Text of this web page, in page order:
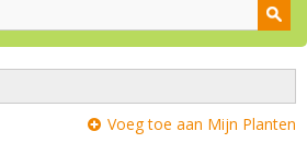
Voeg toe aan Mijn Planten